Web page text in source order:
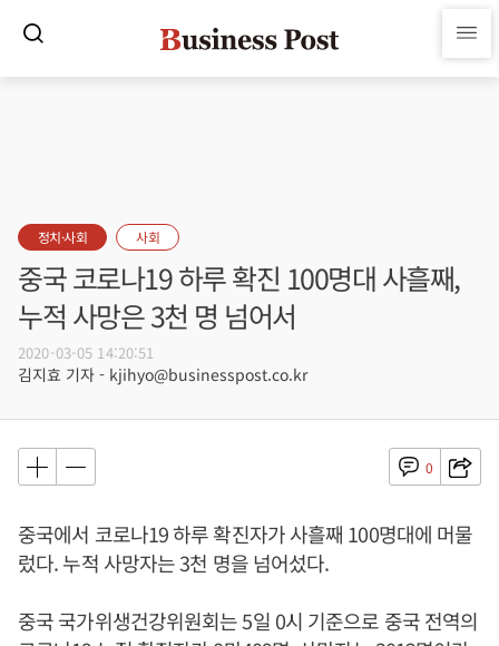
정치·사회 사회
중국 코로나19 하루 확진 100명대 사흘째,
누적 사망은 3천 명 넘어서
2020-03-05 14:20:51
김지효 기자 - kjihyo@businesspost.co.kr
0
중국에서 코로나19 하루 확진자가 사흘째 100명대에 머물
렀다. 누적 사망자는 3천 명을 넘어섰다.
중국 국가위생건강위원회는 5일 0시 기준으로 중국 전역의